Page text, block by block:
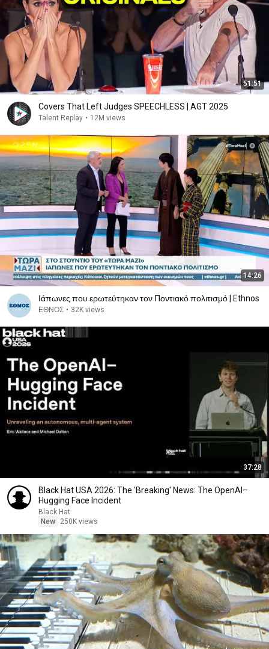
51:51
Covers That Left Judges SPEECHLESS | AGT 2025
Talent Replay • 12M views
14:26
Ιάπωνες που ερωτεύτηκαν τον Ποντιακό πολιτισμό | Ethnos
ΕΘΝΟΣ • 32K views
37:28
Black Hat USA 2026: The 'Breaking' News: The OpenAI–
Hugging Face Incident
Black Hat
New
250K views